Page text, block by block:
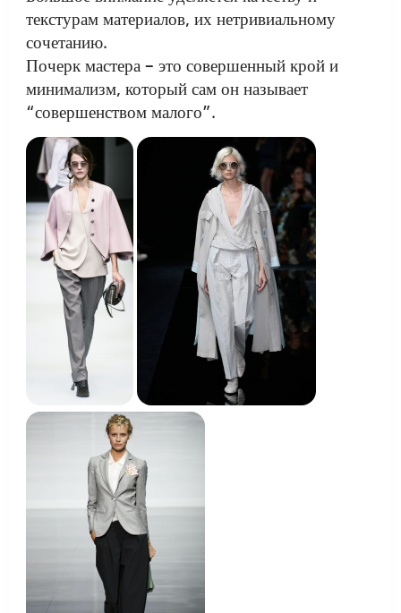
текстурам материалов, их нетривиальному
сочетанию.
Почерк мастера – это совершенный крой и
минимализм, который сам он называет
“совершенством малого”.